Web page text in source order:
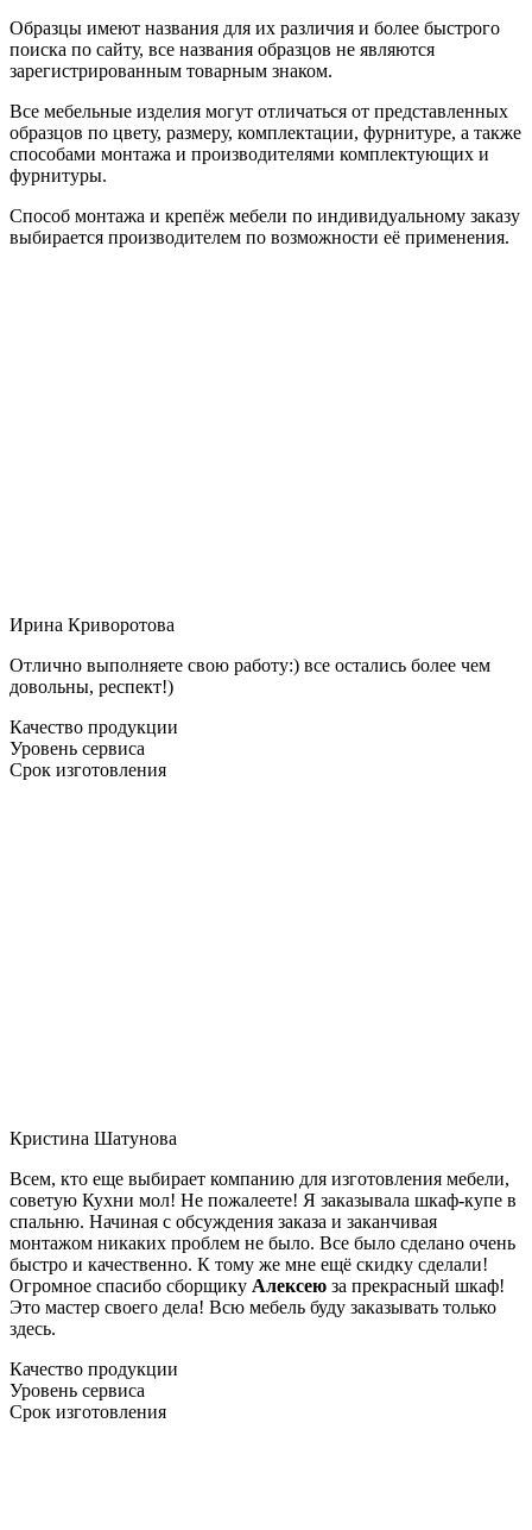
Образцы имеют названия для их различия и более быстрого
поиска по сайту, все названия образцов не являются
зарегистрированным товарным знаком.
Все мебельные изделия могут отличаться от представленных
образцов по цвету, размеру, комплектации, фурнитуре, а также
способами монтажа и производителями комплектующих и
фурнитуры.
Способ монтажа и крепёж мебели по индивидуальному заказу
выбирается производителем по возможности её применения.
Ирина Криворотова
Отлично выполняете свою работу:) все остались более чем
довольны, респект!)
Качество продукции
Уровень сервиса
Срок изготовления
Кристина Шатунова
Всем, кто еще выбирает компанию для изготовления мебели,
советую Кухни мол! Не пожалеете! Я заказывала шкаф-купе в
спальню. Начиная с обсуждения заказа и заканчивая
монтажом никаких проблем не было. Все было сделано очень
быстро и качественно. К тому же мне ещё скидку сделали!
Огромное спасибо сборщику Алексею за прекрасный шкаф!
Это мастер своего дела! Всю мебель буду заказывать только
здесь.
Качество продукции
Уровень сервиса
Срок изготовления